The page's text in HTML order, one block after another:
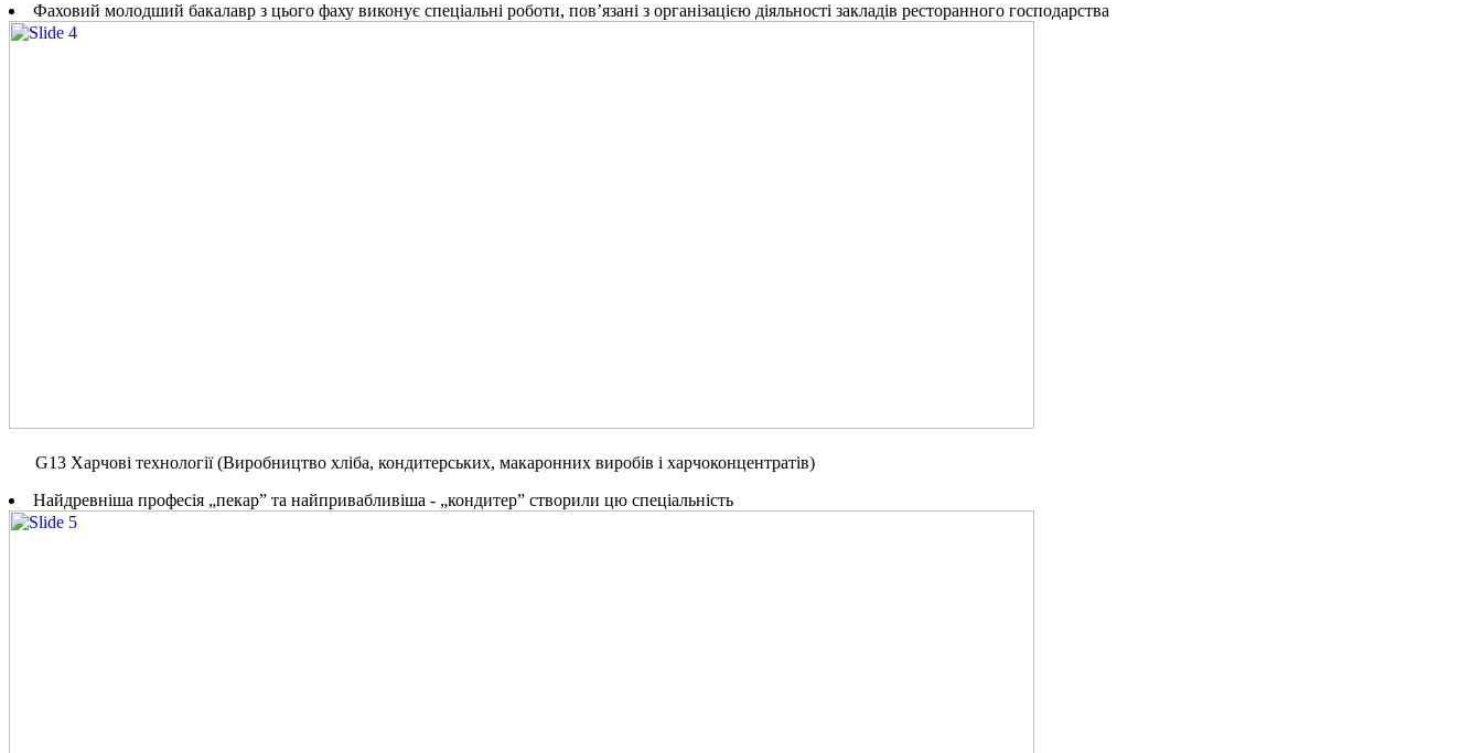
Фаховий молодший бакалавр з цього фаху виконує спеціальні роботи, пов’язані з організацією діяльності закладів ресторанного господарства
G13 Харчові технології (Виробництво хліба, кондитерських, макаронних виробів і харчоконцентратів)
Найдревніша професія „пекар” та найпривабливіша - „кондитер” створили цю спеціальність